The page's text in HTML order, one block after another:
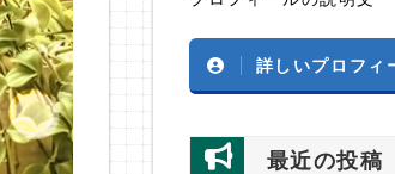
詳しいプロフィ
最近の投稿